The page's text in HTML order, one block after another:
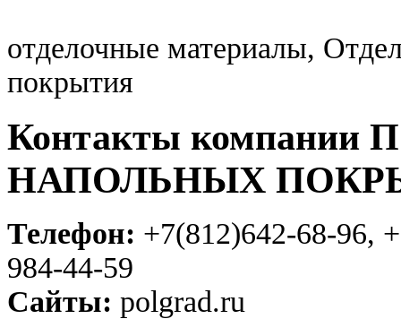
отделочные материалы,
покрытия
Контакты
НАПОЛЬНЫХ
Телефон: +7(812)642-68-96,
984-44-59
Сайты: polgrad.ru